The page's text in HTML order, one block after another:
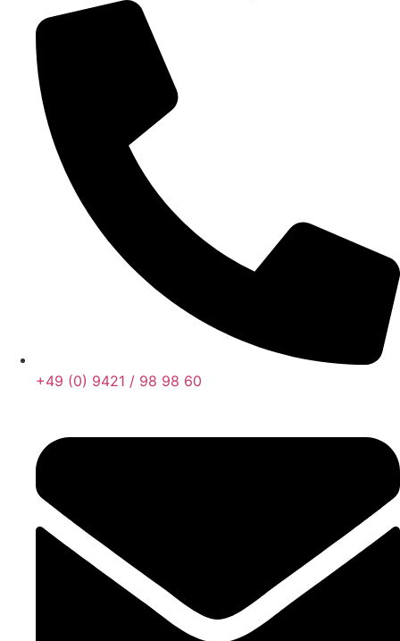
+49 (0) 9421 / 98 98 60